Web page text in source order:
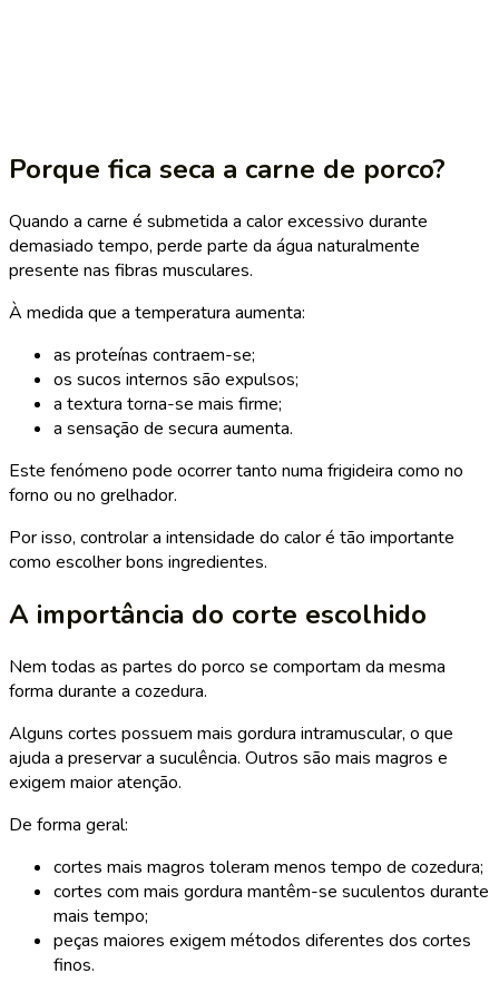
Porque fica seca a carne de porco?
Quando a carne é submetida a calor excessivo durante
demasiado tempo, perde parte da água naturalmente
presente nas fibras musculares.
À medida que a temperatura aumenta:
as proteínas contraem-se;
os sucos internos são expulsos;
a textura torna-se mais firme;
a sensação de secura aumenta.
Este fenómeno pode ocorrer tanto numa frigideira como no
forno ou no grelhador.
Por isso, controlar a intensidade do calor é tão importante
como escolher bons ingredientes.
A importância do corte escolhido
Nem todas as partes do porco se comportam da mesma
forma durante a cozedura.
Alguns cortes possuem mais gordura intramuscular, o que
ajuda a preservar a suculência. Outros são mais magros e
exigem maior atenção.
De forma geral:
cortes mais magros toleram menos tempo de cozedura;
cortes com mais gordura mantêm-se suculentos durante
mais tempo;
peças maiores exigem métodos diferentes dos cortes
finos.